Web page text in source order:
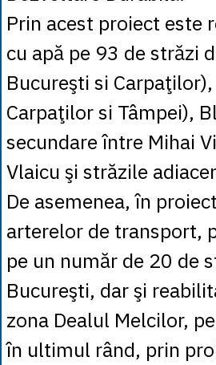
Prin acest proiect este
cu apă pe 93 de străzi
Bucureşti si
Carpaţilor si Tâmpei),
secundare între Mihai
Vlaicu şi străzile
De asemenea, în
arterelor de transport,
pe un număr de 20 de
Bucureşti, dar şi
zona Dealul Melcilor,
în ultimul rând, prin